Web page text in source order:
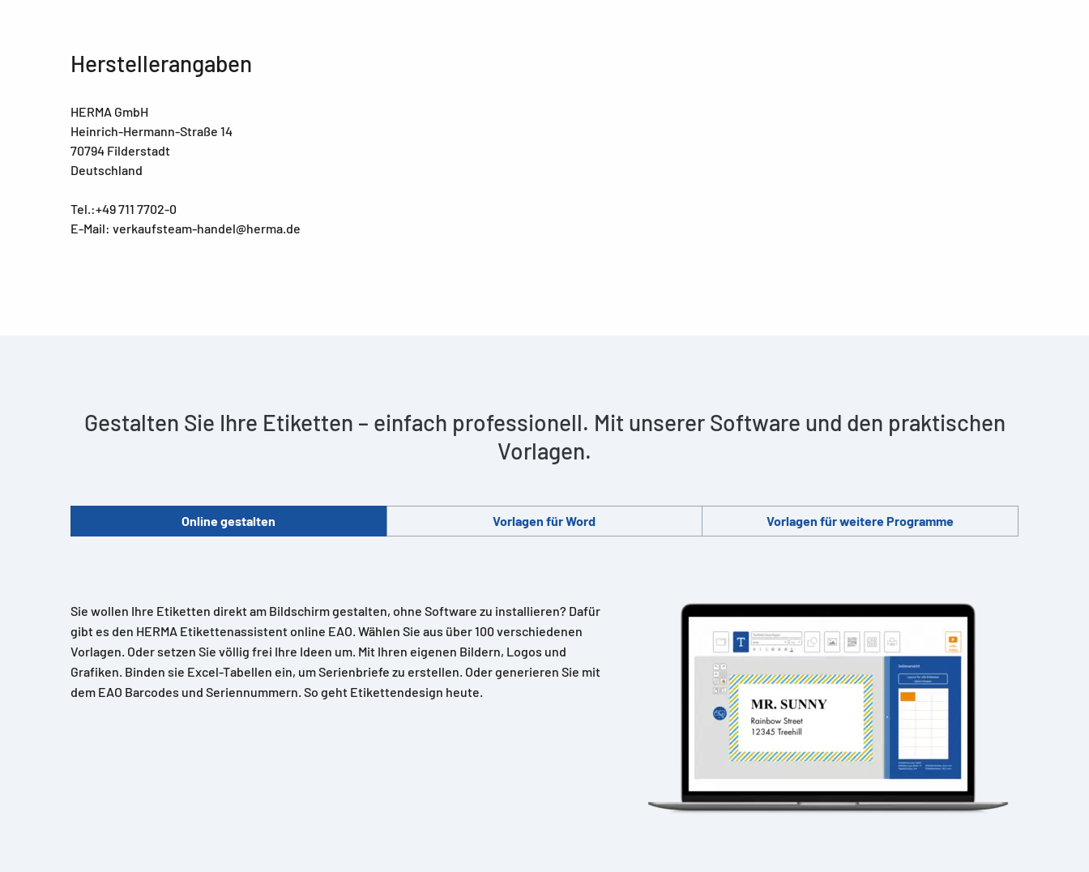
Herstellerangaben
HERMA GmbH
Heinrich-Hermann-Straße 14
70794 Filderstadt
Deutschland
Tel.:+49 711 7702-0
E-Mail: verkaufsteam-handel@herma.de
Gestalten Sie Ihre Etiketten – einfach professionell. Mit unserer Software und den praktischen
Vorlagen.
Online gestalten Vorlagen für Word Vorlagen für weitere Programme
Sie wollen Ihre Etiketten direkt am Bildschirm gestalten, ohne Software zu installieren? Dafür
gibt es den HERMA Etikettenassistent online EAO. Wählen Sie aus über 100 verschiedenen
Vorlagen. Oder setzen Sie völlig frei Ihre Ideen um. Mit Ihren eigenen Bildern, Logos und
Grafiken. Binden sie Excel-Tabellen ein, um Serienbriefe zu erstellen. Oder generieren Sie mit
dem EAO Barcodes und Seriennummern. So geht Etikettendesign heute.